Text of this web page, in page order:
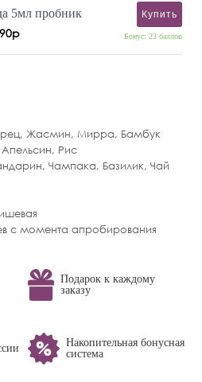
5мл пробник Купить
Бонус: 23 баллов
, Жасмин, Мирра, Бамбук
Апельсин, Рис
, Чампака, Базилик, Чай
с момента апробирования
Подарок к каждому
заказу
Накопительная бонусная
система